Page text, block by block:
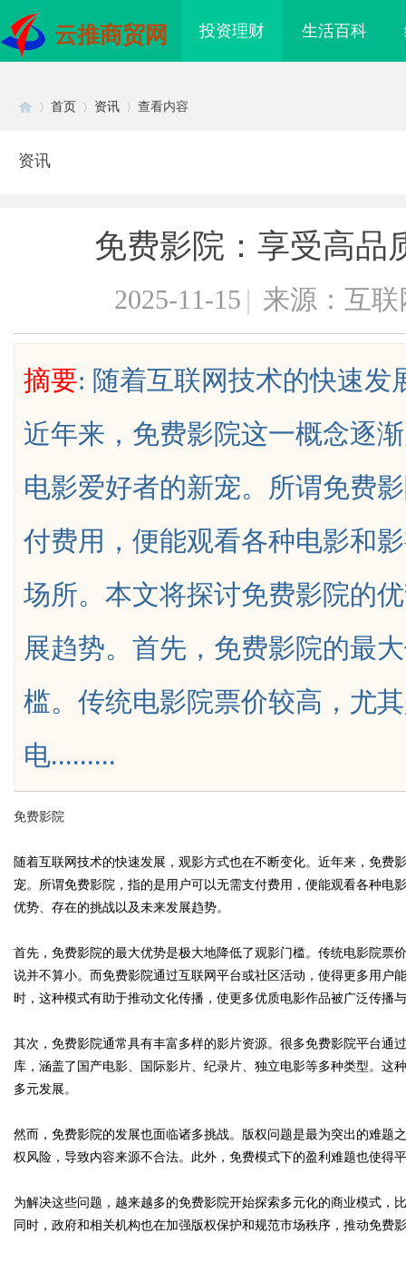
云推商贸网 投资理财 生活百科
Bo
ar
首页 资讯 查看内容
资讯
免费影院：享受高品
2025-11-15 | 来源：互联
摘要: 随着互联网技术的快速发
近年来，免费影院这一概念逐
电影爱好者的新宠。所谓免费
付费用，便能观看各种电影和
场所。本文将探讨免费影院的
展趋势。首先，免费影院的最
槛。传统电影院票价较高，尤
电.........
免费影院
随着互联网技术的快速发展，观影方式也在不断变化。近年来，免费
宠。所谓免费影院，指的是用户可以无需支付费用，便能观看各种电
优势、存在的挑战以及未来发展趋势。
首先，免费影院的最大优势是极大地降低了观影门槛。传统电影院票
说并不算小。而免费影院通过互联网平台或社区活动，使得更多用户
时，这种模式有助于推动文化传播，使更多优质电影作品被广泛传播
其次，免费影院通常具有丰富多样的影片资源。很多免费影院平台通
库，涵盖了国产电影、国际影片、纪录片、独立电影等多种类型。这
多元发展。
然而，免费影院的发展也面临诸多挑战。版权问题是最为突出的难题
权风险，导致内容来源不合法。此外，免费模式下的盈利难题也使得
为解决这些问题，越来越多的免费影院开始探索多元化的商业模式，
同时，政府和相关机构也在加强版权保护和规范市场秩序，推动免费
的革命者